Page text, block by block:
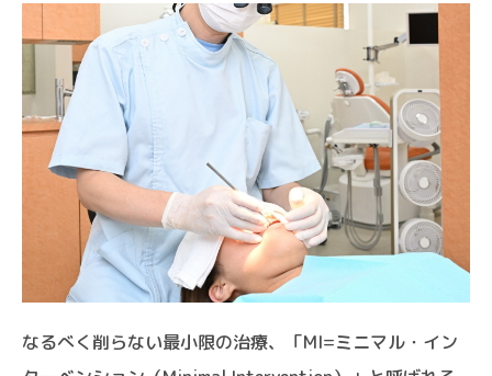
なるべく削らない最小限の治療、「MI=ミニマル・イン